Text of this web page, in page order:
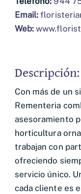
Email:
Web:
Descripción:
Con más de un
Rementeria
asesoramiento
horticultura
trabajan con
ofreciendo
servicio único.
cada cliente es